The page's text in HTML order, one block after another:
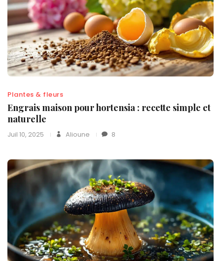
Plantes & fleurs
Engrais maison pour hortensia : recette simple et
naturelle
Juil 10, 2025 Alioune 8